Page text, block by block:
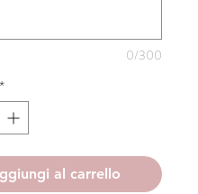
0/300
*
al carrello